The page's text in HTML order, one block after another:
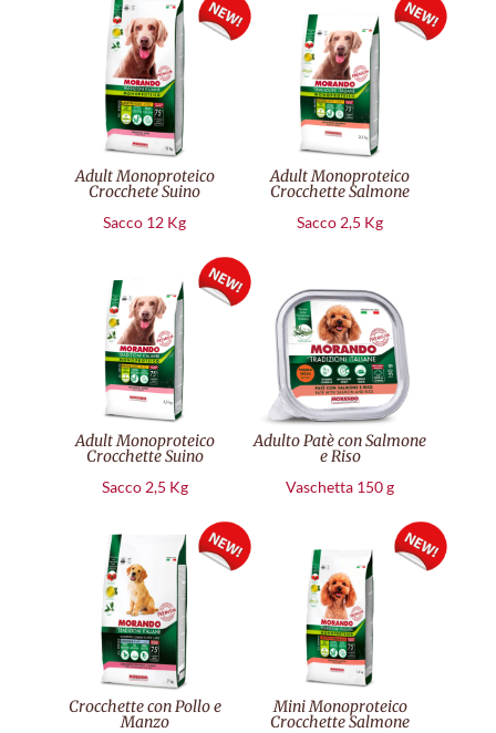
Adult Monoproteico
Crocchete Suino
Sacco 12 Kg
Adult Monoproteico
Crocchette Salmone
Sacco 2,5 Kg
Adult Monoproteico
Crocchette Suino
Sacco 2,5 Kg
Adulto Patè con Salmone
e Riso
Vaschetta 150 g
Crocchette con Pollo e
Manzo
Mini Monoproteico
Crocchette Salmone